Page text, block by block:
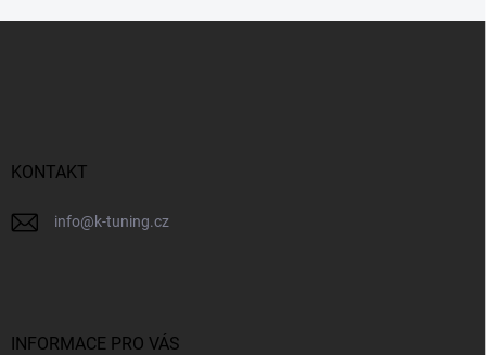
KONTAKT
info@k-tuning.cz
INFORMACE PRO VÁS